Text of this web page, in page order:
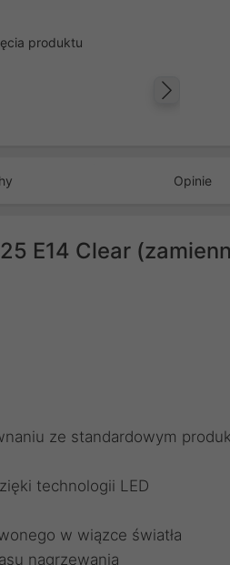
produktu
Opinie
E14 Clear
ze standardowym
technologii LED
w wiązce światła
nagrzewania